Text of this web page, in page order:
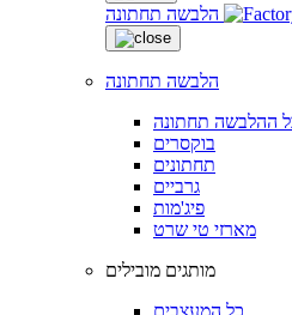
הלבשה תחתונה
הלבשה תחתונה
ההלבשה תחתונה
בוקסרים
תחתונים
גרביים
פיג'מות
מארזי טי שרט
מותגים מובילים
כל המעצבים